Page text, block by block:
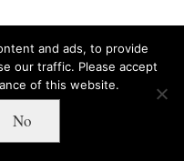
and ads, to provide
our traffic. Please accept
of this website.
No